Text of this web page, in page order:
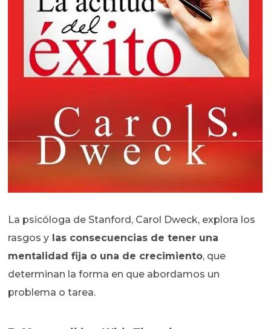
La psicóloga de Stanford, Carol Dweck, explora los
rasgos y las consecuencias de tener una
mentalidad fija o una de crecimiento, que
determinan la forma en que abordamos un
problema o tarea.